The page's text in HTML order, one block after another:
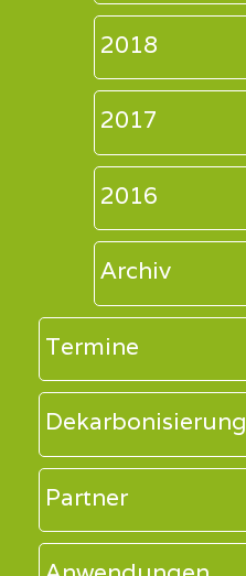
2018
2017
2016
Archiv
Termine
Dekarbonisierung
Partner